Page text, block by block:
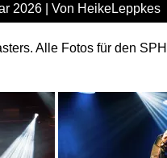
2026 | Von HeikeLeppkes
Alle Fotos für den